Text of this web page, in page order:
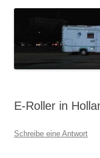
E-Roller in
Schreibe eine Antwort